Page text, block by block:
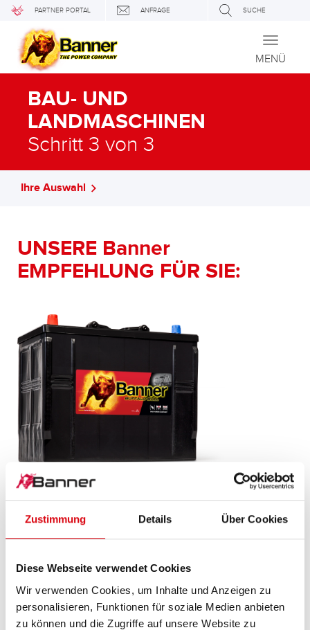
Zustimmung Details Über Cookies
Diese Webseite verwendet Cookies
Wir verwenden Cookies, um Inhalte und Anzeigen zu
personalisieren, Funktionen für soziale Medien anbieten
zu können und die Zugriffe auf unsere Website zu
PARTNER PORTAL ANFRAGE SUCHE
Toggle
MENÜ
BAU- UND
LANDMASCHINEN
Schritt 3 von 3
Ihre Auswahl
UNSERE Banner
EMPFEHLUNG FÜR SIE:
Buffalo Bull SLI
625 13
Originalqualität zum Nachrüsten (OE).
PRODUKTDETAILS >